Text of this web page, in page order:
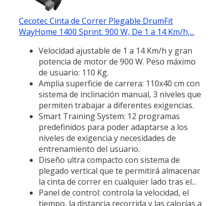
Cecotec Cinta de Correr Plegable DrumFit
WayHome 1400 Sprint. 900 W, De 1 a 14 Km/h,...
Velocidad ajustable de 1 a 14 Km/h y gran
potencia de motor de 900 W. Peso máximo
de usuario: 110 Kg.
Amplia superficie de carrera: 110x40 cm con
sistema de inclinación manual, 3 niveles que
permiten trabajar a diferentes exigencias.
Smart Training System: 12 programas
predefinidos para poder adaptarse a los
niveles de exigencia y necesidades de
entrenamiento del usuario.
Diseño ultra compacto con sistema de
plegado vertical que te permitirá almacenar
la cinta de correr en cualquier lado tras el...
Panel de control: controla la velocidad, el
tiempo, la distancia recorrida y las calorías a